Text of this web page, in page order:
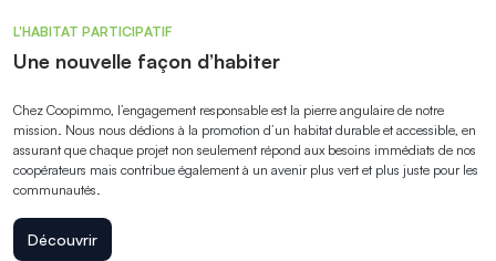
L'HABITAT PARTICIPATIF
Une nouvelle façon d’habiter
Chez Coopimmo, l’engagement responsable est la pierre angulaire de notre
mission. Nous nous dédions à la promotion d’un habitat durable et accessible, en
assurant que chaque projet non seulement répond aux besoins immédiats de nos
coopérateurs mais contribue également à un avenir plus vert et plus juste pour les
communautés.
Découvrir